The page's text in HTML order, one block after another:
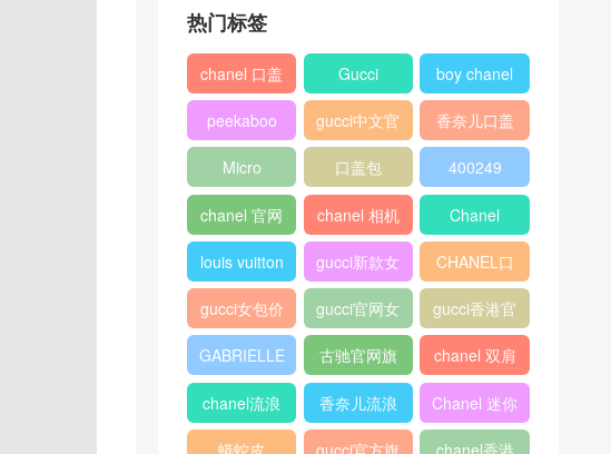
热门标签
chanel 口盖
包
Gucci
boy chanel
口盖包
peekaboo
gucci中文官
网
香奈儿口盖
包2018
Micro
Luggage
口盖包 400249
chanel 官网
chanel 相机
包
Chanel
louis vuitton
gucci新款女
包
CHANEL口
盖包
gucci女包价
格
gucci官网女
包
gucci香港官
网
GABRIELLE
古驰官网旗
舰店
chanel 双肩
背包
chanel流浪
包价格
香奈儿流浪
包尺寸
Chanel 迷你
口盖包
蟒蛇皮 gucci官方旗 chanel香港